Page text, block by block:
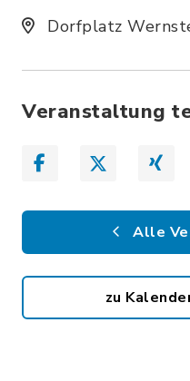
Dorfplatz
Veranstaltung
Alle
zu